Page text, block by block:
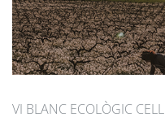
VI BLANC ECOLÒGIC